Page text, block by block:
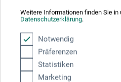
Weitere Informationen finden Sie in
Datenschutzerklärung.
Notwendig
Präferenzen
Statistiken
Marketing